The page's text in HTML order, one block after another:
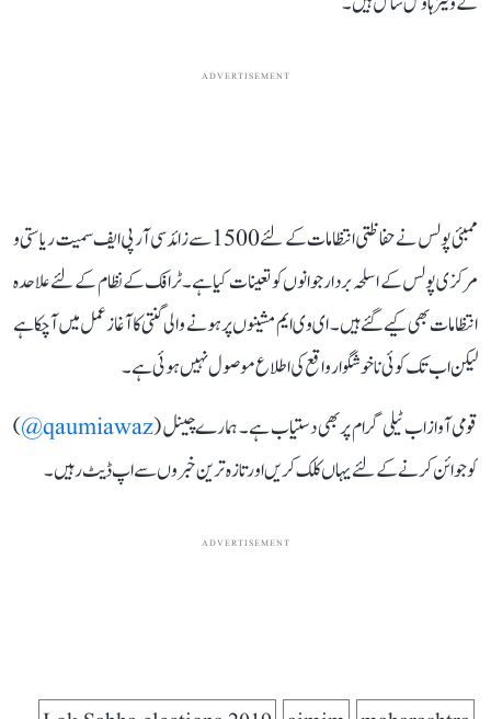
ADVERTISEMENT
ممبئی پولس نے حفاظتی انتظامات کے لئے1500 سے زائد سی آر پی ایف سمیت ریاستی و
مرکزی پولس کے اسلحہ بردار جوانوں کو تعینات کیا ہے۔ ٹرافک کے نظام کے لئے علاحدہ
انتظامات بھی کیے گئے ہیں۔ ای وی ایم مشینوں پر ہونے والی گنتی کا آغاز عمل میں آچکا ہے
لیکن اب تک کوئی ناخوشگوار واقع کی اطلاع موصول نہیں ہوئی ہے۔
قومی آواز اب ٹیلی گرام پر بھی دستیاب ہے۔ ہمارے چینل (qaumiawaz@
)
کو جوائن کرنے کے لئے یہاں کلک کریں اور تازہ ترین خبروں سے اپ ڈیٹ رہیں۔
ADVERTISEMENT